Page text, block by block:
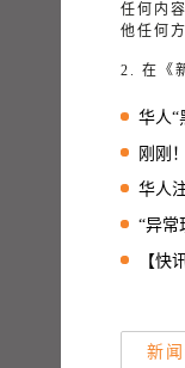
任何内
他任何
2. 在《
华人“
刚刚！
华人注
“异常
【快
新